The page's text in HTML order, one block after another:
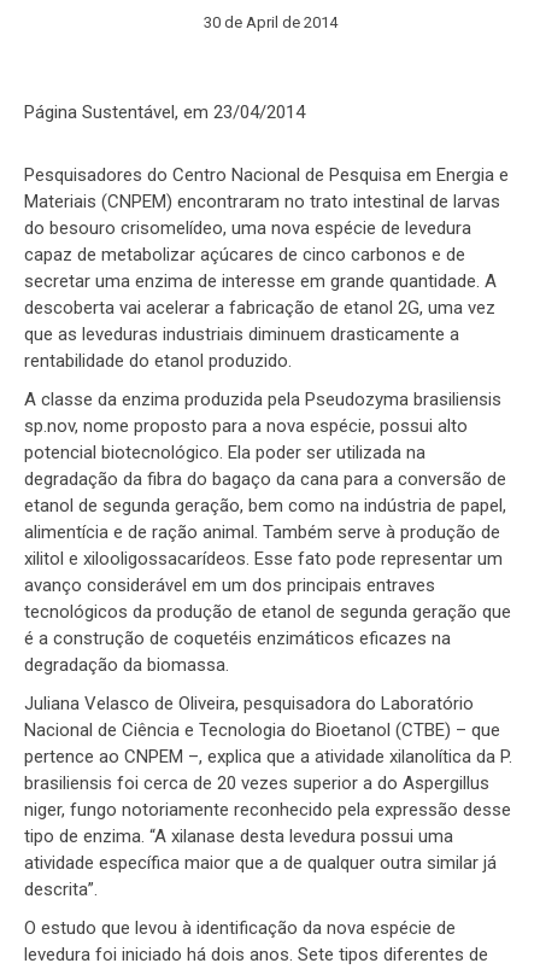
30 de April de 2014
Página Sustentável, em 23/04/2014
Pesquisadores do Centro Nacional de Pesquisa em Energia e
Materiais (CNPEM) encontraram no trato intestinal de larvas
do besouro crisomelídeo, uma nova espécie de levedura
capaz de metabolizar açúcares de cinco carbonos e de
secretar uma enzima de interesse em grande quantidade. A
descoberta vai acelerar a fabricação de etanol 2G, uma vez
que as leveduras industriais diminuem drasticamente a
rentabilidade do etanol produzido.
A classe da enzima produzida pela Pseudozyma brasiliensis
sp.nov, nome proposto para a nova espécie, possui alto
potencial biotecnológico. Ela poder ser utilizada na
degradação da fibra do bagaço da cana para a conversão de
etanol de segunda geração, bem como na indústria de papel,
alimentícia e de ração animal. Também serve à produção de
xilitol e xilooligossacarídeos. Esse fato pode representar um
avanço considerável em um dos principais entraves
tecnológicos da produção de etanol de segunda geração que
é a construção de coquetéis enzimáticos eficazes na
degradação da biomassa.
Juliana Velasco de Oliveira, pesquisadora do Laboratório
Nacional de Ciência e Tecnologia do Bioetanol (CTBE) – que
pertence ao CNPEM –, explica que a atividade xilanolítica da P.
brasiliensis foi cerca de 20 vezes superior a do Aspergillus
niger, fungo notoriamente reconhecido pela expressão desse
tipo de enzima. “A xilanase desta levedura possui uma
atividade específica maior que a de qualquer outra similar já
descrita”.
O estudo que levou à identificação da nova espécie de
levedura foi iniciado há dois anos. Sete tipos diferentes de